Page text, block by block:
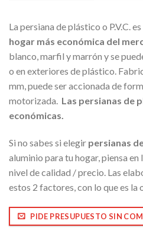
La persiana de plástico o P.V.C.
hogar más económica del
blanco, marfil y marrón y se
o en exteriores de plástico.
mm, puede ser accionada de
motorizada. Las persianas de
económicas.
Si no sabes si elegir persianas
aluminio para tu hogar, piensa en
nivel de calidad / precio. Las
estos 2 factores, con lo que es la
PIDE PRESUPUESTO SIN